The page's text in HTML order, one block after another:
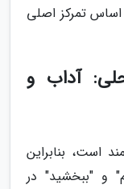
تمرکز اصلی
آداب و
است، بنابراین
و "ببخشید" در